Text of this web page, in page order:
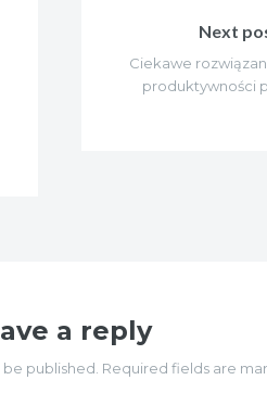
Next
Ciekawe
produktywności
a reply
published. Required fields are